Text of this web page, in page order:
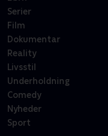
Serier
Film
Dokumentar
Reality
Livsstil
Underholdning
Comedy
Nyheder
Sport